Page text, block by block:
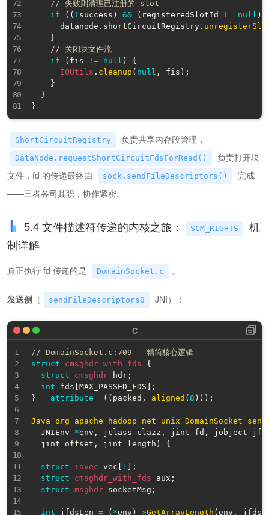
// 失败则清理已注册的 slot
if
( ( ! success ) && ( registeredSlotId != null )
      datanode
. shortCircuitRegistry .
}
// 关闭块文件流
if
( fis != null )
{
IOUtils . cleanup ( null , fis ) ;
}
}
}
ShortCircuitRegistry 负责共享内存段管理，
DataNode.requestShortCircuitFdsForRead()
负责打开块
文件，fd 的传递最终由
sock.sendFileDescriptors()
完成
——三者各司其职，协作紧密。
5.4 文件描述符传递的内核之旅： SCM_RIGHTS
机
制详解
真正执行 fd 传递的是 DomainSocket.c 。
发送侧 （ sendFileDescriptors0 JNI）：
// DomainSocket.c:709 — 精简核心逻辑
struct
cmsghdr_with_fds
{
struct
cmsghdr hdr ;
int fds MAX_PASSED_FDS
;
}
__attribute__ ( ( packed , aligned ( 8 ) ) ) ;
  JNIEnv
*env , jclass clazz , jint fd ,
jobject
  jint offset
, jint length ) {
struct iovec vec 1
;
struct
cmsghdr_with_fds aux ;
struct msghdr socketMsg ;
int jfdsLen = ( *env ) ->GetArrayLength ( env , jfds